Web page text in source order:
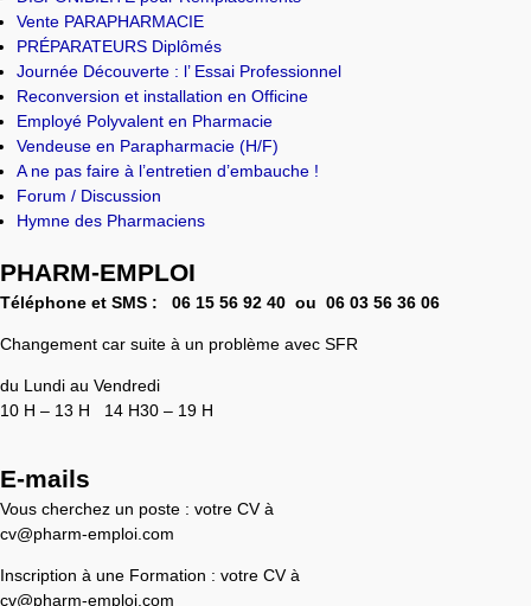
Vente PARAPHARMACIE
PRÉPARATEURS Diplômés
Journée Découverte : l’ Essai Professionnel
Reconversion et installation en Officine
Employé Polyvalent en Pharmacie
Vendeuse en Parapharmacie (H/F)
A ne pas faire à l’entretien d’embauche !
Forum / Discussion
Hymne des Pharmaciens
PHARM-EMPLOI
Téléphone et SMS : 06 15 56 92 40 ou 06 03 56 36 06
Changement car suite à un problème avec SFR
du Lundi au Vendredi
10 H – 13 H 14 H30 – 19 H
E-mails
Vous cherchez un poste : votre CV à
cv@pharm-emploi.com
Inscription à une Formation : votre CV à
cv@pharm-emploi.com